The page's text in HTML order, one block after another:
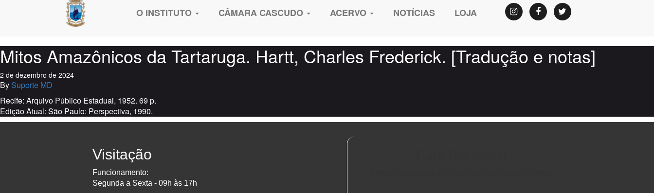
O INSTITUTO CÂMARA CASCUDO ACERVO NOTÍCIAS LOJA InstagramFacebookTwitter
Mitos Amazônicos da Tartaruga. Hartt, Charles Frederick. [Tradução e notas]
2 de dezembro de 2024
By Suporte MD
Recife: Arquivo Público Estadual, 1952. 69 p.
Edição Atual: São Paulo: Perspectiva, 1990.
Visitação
Funcionamento:
Segunda a Sexta - 09h às 17h